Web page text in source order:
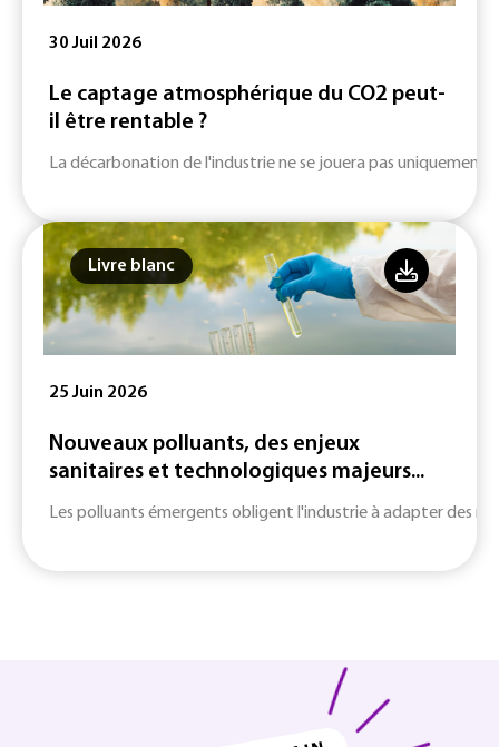
30 Juil 2026
Le captage atmosphérique du CO2 peut-
il être rentable ?
La décarbonation de l'industrie ne se jouera pas uniquement
Livre blanc
25 Juin 2026
Nouveaux polluants, des enjeux
sanitaires et technologiques majeurs...
Les polluants émergents obligent l'industrie à adapter des